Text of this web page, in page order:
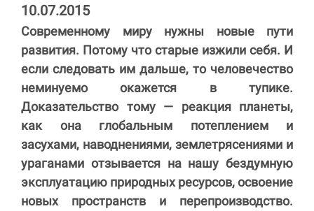
10.07.2015
Современному миру нужны новые пути
развития. Потому что старые изжили себя. И
если следовать им дальше, то человечество
неминуемо окажется в тупике.
Доказательство тому — реакция планеты,
как она глобальным потеплением и
засухами, наводнениями, землетрясениями и
ураганами отзывается на нашу бездумную
эксплуатацию природных ресурсов, освоение
новых пространств и перепроизводство.